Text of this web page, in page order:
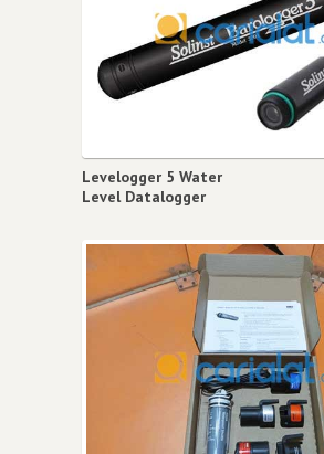
Levelogger 5 Water
Level Datalogger